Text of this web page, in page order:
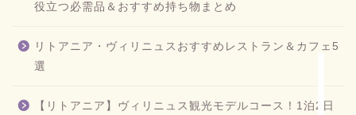
役立つ必需品＆おすすめ持ち物まとめ
リトアニア・ヴィリニュスおすすめレストラン＆カフェ5
選
【リトアニア】ヴィリニュス観光モデルコース！1泊2日